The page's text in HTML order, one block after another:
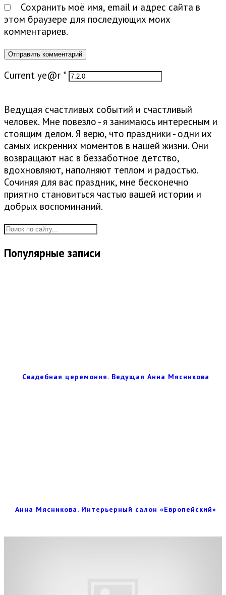
Сохранить моё имя, email и адрес сайта в
этом браузере для последующих моих
комментариев.
Current ye@r *
Ведущая счастливых событий и счастливый
человек. Мне повезло - я занимаюсь интересным и
стоящим делом. Я верю, что праздники - одни их
самых искренних моментов в нашей жизни. Они
возвращают нас в беззаботное детство,
вдохновляют, наполняют теплом и радостью.
Сочиняя для вас праздник, мне бесконечно
приятно становиться частью вашей истории и
добрых воспоминаний.
Популярные записи
Свадебная церемония. Ведущая Анна Мясникова
Анна Мясникова. Интерьерный салон «Европейский»